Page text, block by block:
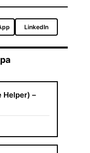
LinkedIn
Helper) –